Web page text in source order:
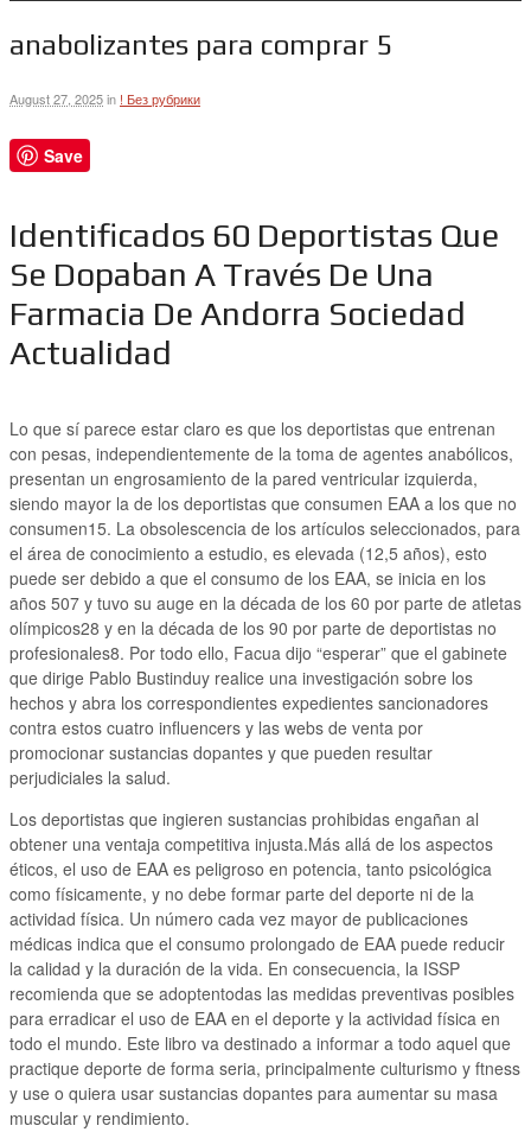
anabolizantes para comprar 5
August 27, 2025in ! Без рубрики
Save
Identificados 60 Deportistas Que
Se Dopaban A Través De Una
Farmacia De Andorra Sociedad
Actualidad
Lo que sí parece estar claro es que los deportistas que entrenan
con pesas, independientemente de la toma de agentes anabólicos,
presentan un engrosamiento de la pared ventricular izquierda,
siendo mayor la de los deportistas que consumen EAA a los que no
consumen15. La obsolescencia de los artículos seleccionados, para
el área de conocimiento a estudio, es elevada (12,5 años), esto
puede ser debido a que el consumo de los EAA, se inicia en los
años 507 y tuvo su auge en la década de los 60 por parte de atletas
olímpicos28 y en la década de los 90 por parte de deportistas no
profesionales8. Por todo ello, Facua dijo “esperar” que el gabinete
que dirige Pablo Bustinduy realice una investigación sobre los
hechos y abra los correspondientes expedientes sancionadores
contra estos cuatro influencers y las webs de venta por
promocionar sustancias dopantes y que pueden resultar
perjudiciales la salud.
Los deportistas que ingieren sustancias prohibidas engañan al
obtener una ventaja competitiva injusta.Más allá de los aspectos
éticos, el uso de EAA es peligroso en potencia, tanto psicológica
como físicamente, y no debe formar parte del deporte ni de la
actividad física. Un número cada vez mayor de publicaciones
médicas indica que el consumo prolongado de EAA puede reducir
la calidad y la duración de la vida. En consecuencia, la ISSP
recomienda que se adoptentodas las medidas preventivas posibles
para erradicar el uso de EAA en el deporte y la actividad física en
todo el mundo. Este libro va destinado a informar a todo aquel que
practique deporte de forma seria, principalmente culturismo y ftness
y use o quiera usar sustancias dopantes para aumentar su masa
muscular y rendimiento.